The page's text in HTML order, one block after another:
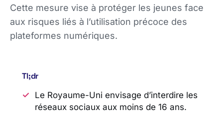
Cette mesure vise à protéger les jeunes face
aux risques liés à l’utilisation précoce des
plateformes numériques.
Tl;dr
Le Royaume-Uni envisage d’interdire les
réseaux sociaux aux moins de 16 ans.